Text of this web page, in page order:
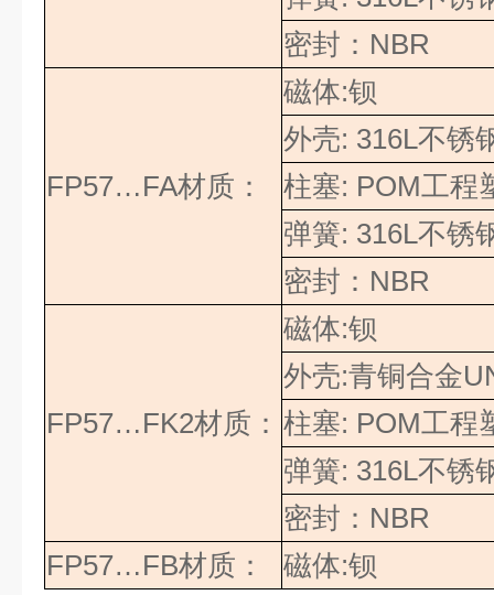
密封 ： NBR
FP57…FA材质：
磁体:钡
外壳: 316L不锈
柱塞: POM工程
弹簧: 316L不锈
密封 ： NBR
FP57…FK2材质：
磁体:钡
外壳:青铜合金
柱塞: POM工程
弹簧: 316L不锈
密封 ： NBR
FP57…FB材质： 磁体:钡